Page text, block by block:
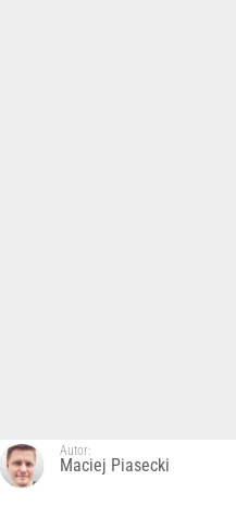
Autor:
Maciej Piasecki